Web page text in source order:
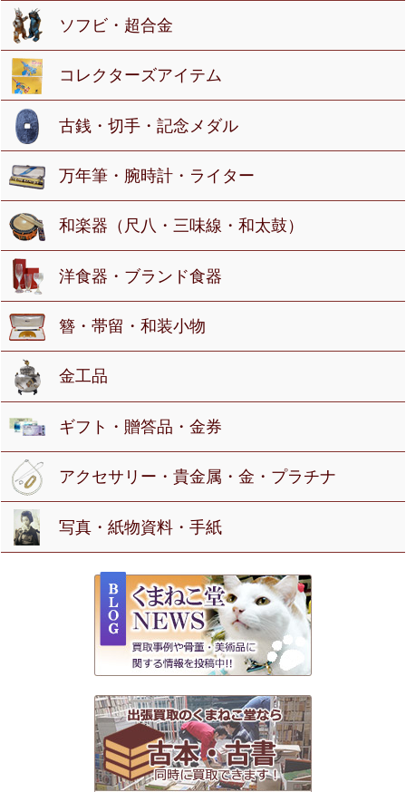
ソフビ・超合金
コレクターズアイテム
古銭・切手・記念メダル
万年筆・腕時計・ライター
和楽器（尺八・三味線・和太鼓）
洋食器・ブランド食器
簪・帯留・和装小物
金工品
ギフト・贈答品・金券
アクセサリー・貴金属・金・プラチナ
写真・紙物資料・手紙